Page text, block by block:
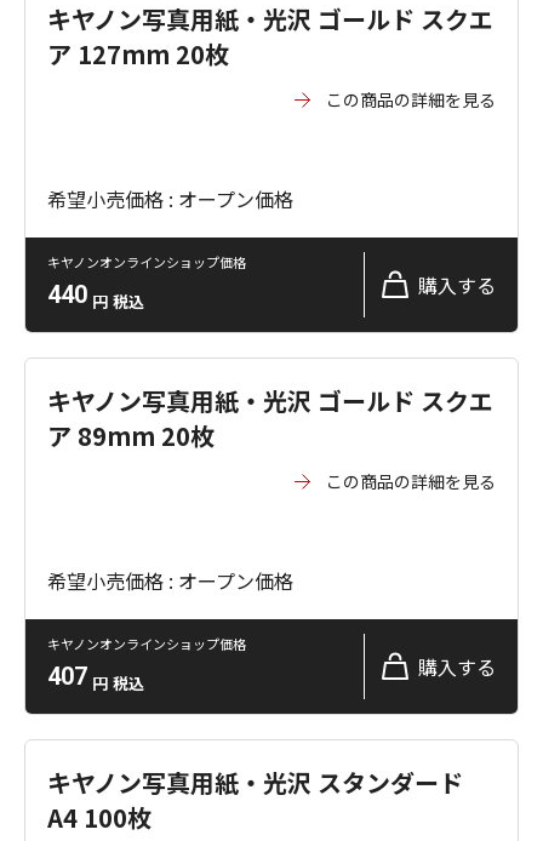
キヤノン写真用紙・光沢 ゴールド スクエ
ア 127mm 20枚
この商品の詳細を見る
希望小売価格 : オープン価格
キヤノンオンラインショップ価格
440 円 税込
購入する
キヤノン写真用紙・光沢 ゴールド スクエ
ア 89mm 20枚
この商品の詳細を見る
希望小売価格 : オープン価格
キヤノンオンラインショップ価格
407 円 税込
購入する
キヤノン写真用紙・光沢 スタンダード
A4 100枚